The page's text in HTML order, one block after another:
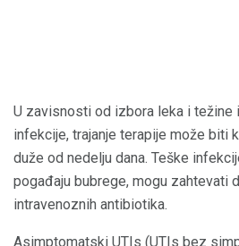
U zavisnosti od izbora leka i težine
infekcije, trajanje terapije može biti
duže od nedelju dana. Teške
pogađaju bubrege, mogu zahtevati
intravenoznih antibiotika.
Asimptomatski UTIs (UTIs bez